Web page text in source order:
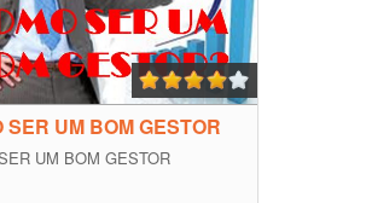
SER UM BOM GESTOR
UM BOM GESTOR